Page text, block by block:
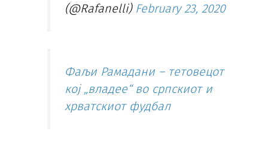
(@Rafanelli) February 23, 2020
Фаљи Рамадани – тетовецот
кој „владее“ во српскиот и
хрватскиот фудбал